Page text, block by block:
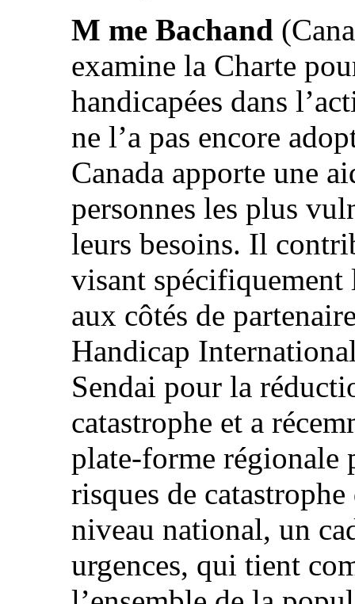
M me Bachand
examine la Charte
handicapées dans
ne l’a pas encore
Canada apporte une
personnes les plus
leurs besoins. Il
visant spécifiquement
aux côtés de
Handicap
Sendai pour la
catastrophe et a
plate-forme régionale
risques de
niveau national, un
urgences, qui tient